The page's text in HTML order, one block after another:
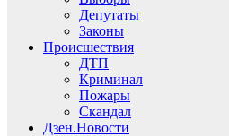
Депутаты
Законы
Происшествия
ДТП
Криминал
Пожары
Скандал
Дзен.Новости